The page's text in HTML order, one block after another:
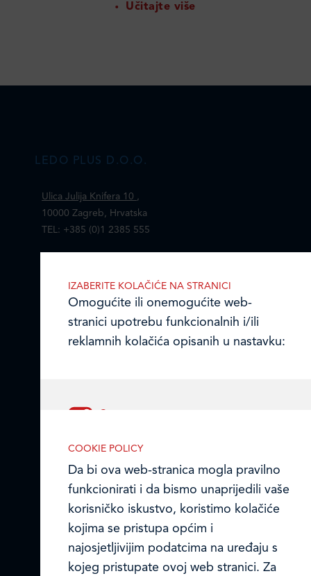
Učitajte više
LEDO PLUS D.O.O.
Ulica Julija Knifera 10
10000 Zagreb, Hrvatska
TEL: +385 (0)1 2385 555
Matični broj (MB): 4938763
Obavijest o Privatnosti i Kolačići
Privacy notice and Cookies
© LEDO plus d.o.o. 2026.
COOKIE POLICY
Da bi ova web-stranica mogla pravilno
funkcionirati i da bismo unaprijedili vaše
korisničko iskustvo, koristimo kolačiće
kojima se pristupa općim i
najosjetljivijim podatcima na uređaju s
kojeg pristupate ovoj web stranici. Za
IZABERITE KOLAČIĆE NA STRANICI
Omogućite ili onemogućite web-
stranici upotrebu funkcionalnih i/ili
reklamnih kolačića opisanih u nastavku:
Nužni kolačići omogućuju osnovne
funkcionalnosti. Bez ovih kolačića, web-
stranica ne može pravilno funkcionirati,
a isključiti ih možete mijenjanjem
postavki u svome web-pregledniku.